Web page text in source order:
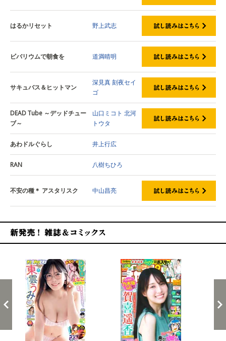
はるかリセット 野上武志
ビバリウムで朝食を 道満晴明
サキュバス＆ヒットマン
深見真刻夜セイ
ゴ
DEAD Tube ～デッドチュー
ブ～
山口ミコト 北河
トウタ
あわドルぐらし 井上行広
RAN 八樹ちひろ
不安の種＊ アスタリスク 中山昌亮